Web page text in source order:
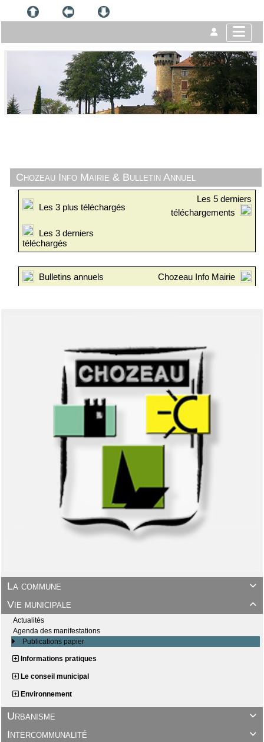

La commune

Vie municipale
Actualités
Agenda des manifestations
Publications papier
Informations pratiques
Le conseil municipal
Environnement

Urbanisme

Intercommunalité
Chozeau Info Mairie & Bulletin Annuel
Les 3 plus téléchargés
Les 5 derniers
téléchargements
Les 3 derniers
téléchargés
Bulletins annuels Chozeau Info Mairie